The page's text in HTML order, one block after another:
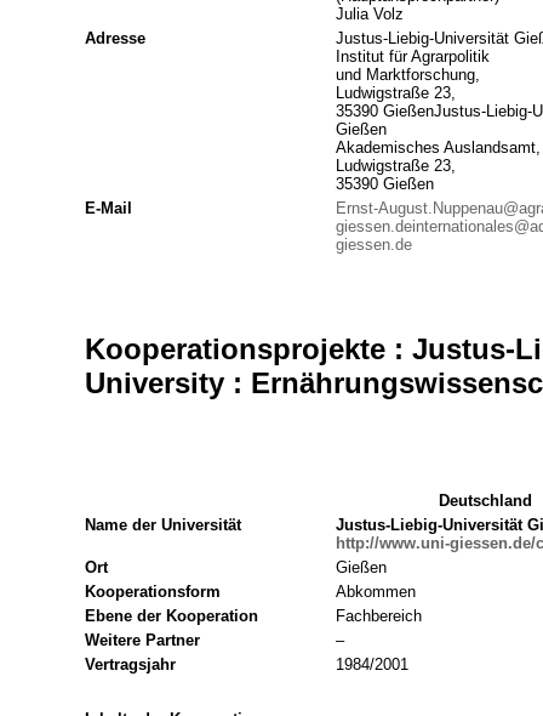
Julia Volz
Adresse
Justus-Liebig-Universität
Institut für Agrarpolitik
und Marktforschung,
Ludwigstraße 23,
35390 GießenJustus-Liebig-
Gießen
Akademisches Auslandsamt,
Ludwigstraße 23,
35390 Gießen
E-Mail
Ernst-
giessen.de
giessen.de
Kooperationsprojekte : Justus-
University :
Deutschland
Name der Universität
Justus-Liebig-Universität
http://www.uni-giessen.de/
Ort
Gießen
Kooperationsform
Abkommen
Ebene der Kooperation
Fachbereich
Weitere Partner
–
Vertragsjahr
1984/2001